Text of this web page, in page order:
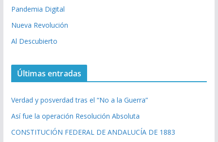
Pandemia Digital
Nueva Revolución
Al Descubierto
Últimas entradas
Verdad y posverdad tras el “No a la Guerra”
Así fue la operación Resolución Absoluta
CONSTITUCIÓN FEDERAL DE ANDALUCÍA DE 1883